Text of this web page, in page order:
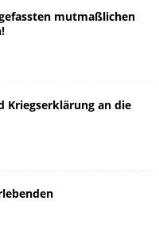
mutmaßlichen
Kriegserklärung an die